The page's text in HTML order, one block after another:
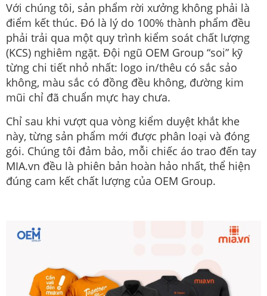
Với chúng tôi, sản phẩm rời xưởng không phải là
điểm kết thúc. Đó là lý do 100% thành phẩm đều
phải trải qua một quy trình kiểm soát chất lượng
(KCS) nghiêm ngặt. Đội ngũ OEM Group “soi” kỹ
từng chi tiết nhỏ nhất: logo in/thêu có sắc sảo
không, màu sắc có đồng đều không, đường kim
mũi chỉ đã chuẩn mực hay chưa.
Chỉ sau khi vượt qua vòng kiểm duyệt khắt khe
này, từng sản phẩm mới được phân loại và đóng
gói. Chúng tôi đảm bảo, mỗi chiếc áo trao đến tay
MIA.vn đều là phiên bản hoàn hảo nhất, thể hiện
đúng cam kết chất lượng của OEM Group.